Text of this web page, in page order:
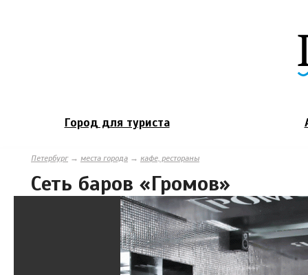
Город для туриста
Петербург→ места города → кафе, рестораны
Сеть баров «Громов»